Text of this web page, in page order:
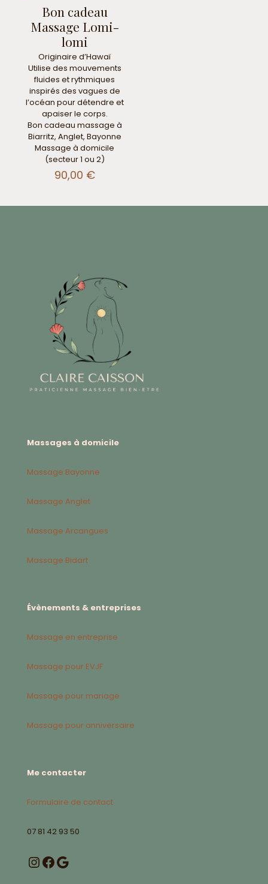
Bon cadeau
Massage Lomi-
lomi
Originaire d’Hawaï
Utilise des mouvements
fluides et rythmiques
inspirés des vagues de
l’océan pour détendre et
apaiser le corps.
Bon cadeau massage à
Biarritz, Anglet, Bayonne
Massage à domicile
(secteur 1 ou 2)
90,00 €
Massages à domicile
Massage Bayonne
Massage Anglet
Massage Arcangues
Massage Bidart
Évènements & entreprises
Massage en entreprise
Massage pour EVJF
Massage pour mariage
Massage pour anniversaire
Me contacter
Formulaire de contact
07 81 42 93 50
Instagram
Facebook
Google